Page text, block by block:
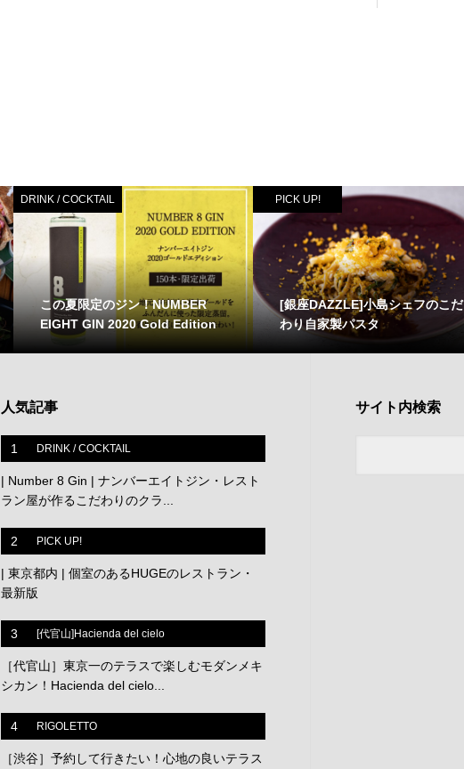
DRINK / COCKTAIL
この夏限定のジン！NUMBER
EIGHT GIN 2020 Gold Edition
PICK UP!
[銀座DAZZLE]小島シェフのこだ
わり自家製パスタ
人気記事
1 DRINK / COCKTAIL
| Number 8 Gin | ナンバーエイトジン・レスト
ラン屋が作るこだわりのクラ...
2 PICK UP!
| 東京都内 | 個室のあるHUGEのレストラン・
最新版
3 [代官山]Hacienda del cielo
［代官山］東京一のテラスで楽しむモダンメキ
シカン！Hacienda del cielo...
4 RIGOLETTO
［渋谷］予約して行きたい！心地の良いテラス
サイト内検索